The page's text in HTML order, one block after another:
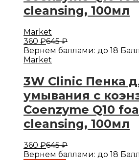
cleansing, 100мл
Market
360 ₽645₽
Вернем баллами: до 18
Market
3W Clinic Пенка
умывания с
Coenzyme Q10
cleansing, 100мл
360 ₽645₽
Вернем баллами: до 18